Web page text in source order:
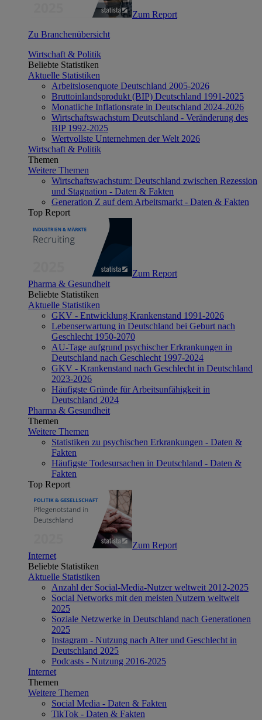
Zum Report
Zu Branchenübersicht
Wirtschaft & Politik
Beliebte Statistiken
Aktuelle Statistiken
Arbeitslosenquote Deutschland 2005-2026
Bruttoinlandsprodukt (BIP) Deutschland 1991-2025
Monatliche Inflationsrate in Deutschland 2024-2026
Wirtschaftswachstum Deutschland - Veränderung des
BIP 1992-2025
Wertvollste Unternehmen der Welt 2026
Wirtschaft & Politik
Themen
Weitere Themen
Wirtschaftswachstum: Deutschland zwischen Rezession
und Stagnation - Daten & Fakten
Generation Z auf dem Arbeitsmarkt - Daten & Fakten
Top Report
Zum Report
Pharma & Gesundheit
Beliebte Statistiken
Aktuelle Statistiken
GKV - Entwicklung Krankenstand 1991-2026
Lebenserwartung in Deutschland bei Geburt nach
Geschlecht 1950-2070
AU-Tage aufgrund psychischer Erkrankungen in
Deutschland nach Geschlecht 1997-2024
GKV - Krankenstand nach Geschlecht in Deutschland
2023-2026
Häufigste Gründe für Arbeitsunfähigkeit in
Deutschland 2024
Pharma & Gesundheit
Themen
Weitere Themen
Statistiken zu psychischen Erkrankungen - Daten &
Fakten
Häufigste Todesursachen in Deutschland - Daten &
Fakten
Top Report
Zum Report
Internet
Beliebte Statistiken
Aktuelle Statistiken
Anzahl der Social-Media-Nutzer weltweit 2012-2025
Social Networks mit den meisten Nutzern weltweit
2025
Soziale Netzwerke in Deutschland nach Generationen
2025
Instagram - Nutzung nach Alter und Geschlecht in
Deutschland 2025
Podcasts - Nutzung 2016-2025
Internet
Themen
Weitere Themen
Social Media - Daten & Fakten
TikTok - Daten & Fakten